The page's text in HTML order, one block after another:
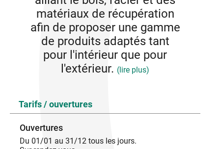
matériaux de récupération
afin de proposer une gamme
de produits adaptés tant
pour l'intérieur que pour
l'extérieur. (lire plus)
d'intérieure) et d'objets (designer)
Mobiliers et objets ont été le fruit d'une recherche en
fonction du besoin de la personne et de son utilité.
Une réalisation demande donc un premier contact
afin de connaitre la matière à exploiter ainsi que son
Tarifs / ouvertures
Ouvertures
Du 01/01 au 31/12 tous les jours.